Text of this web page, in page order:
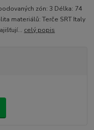
zón: 3 Délka: 74
materiálů: Terče SRT Italy
celý popis